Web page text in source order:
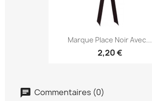
Marque Place Noir Avec...
2,20 €
Commentaires (0)